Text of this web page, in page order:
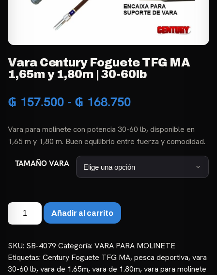
Vara Century Foguete TFG MA
1,65m y 1,80m | 30-60lb
₲ 157.500 - ₲ 168.750Rango
precios:
desde
₲ 157.500
Vara para molinete con potencia 30-60 lb, disponible en
1,65 m y 1,80 m. Buen equilibrio entre fuerza y comodidad.
TAMAÑO VARA
Vara
Century
TFG
MA
1,65m
Añadir al carrito
SKU: SB-4079 Categoría: VARA PARA MOLINETE
Etiquetas: Century Foguete TFG MA,pesca deportiva,vara
30-60 lb,vara de 1.65m,vara de 1.80m,vara para molinete